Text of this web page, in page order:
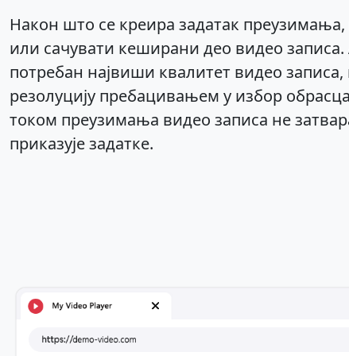
Након што се креира задатак
или сачувати кеширани део видео записа.
потребан највиши квалитет видео
резолуцију пребацивањем у избор
током преузимања видео записа не
приказује задатке.